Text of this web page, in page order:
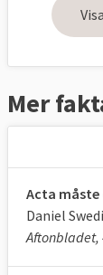
Japan,
Nya
regler,
Mer
Acta måste
Daniel
Aftonbladet,